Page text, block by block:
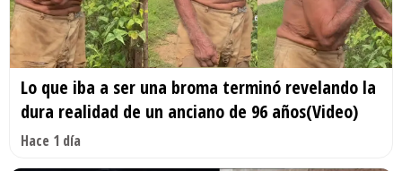
Lo que iba a ser una broma terminó revelando la
dura realidad de un anciano de 96 años(Video)
Hace 1 día